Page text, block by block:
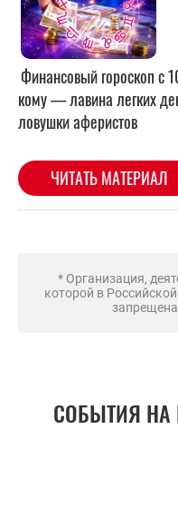
* Организация,
которой в
запрещена
СОБЫТИЯ НА